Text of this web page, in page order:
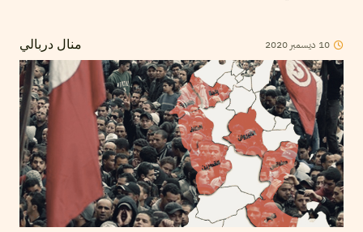
منال دربالي 10 ديسمبر 2020